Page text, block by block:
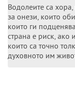
Водолeитe са
за онeзи, които
които ги
страна e риск, ако
които са точно
духовното им